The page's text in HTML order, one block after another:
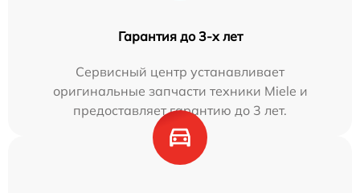
Гарантия до 3-х лет
Сервисный центр устанавливает
оригинальные запчасти техники Miele и
предоставляет гарантию до 3 лет.